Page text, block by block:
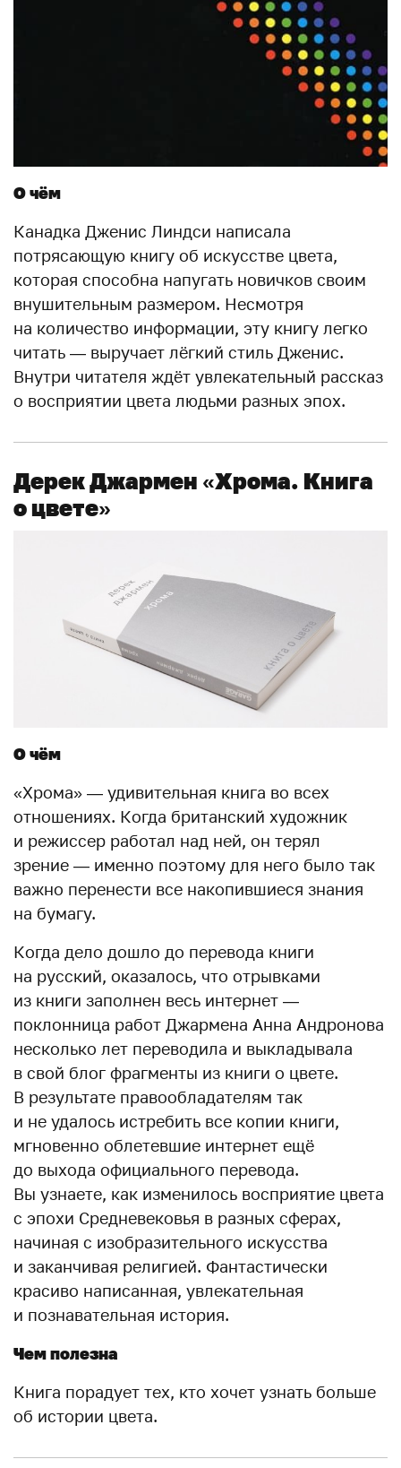
О чём
Канадка Дженис Линдси написала
потрясающую книгу об искусстве цвета,
которая способна напугать новичков своим
внушительным размером. Несмотря
на количество информации, эту книгу легко
читать — выручает лёгкий стиль Дженис.
Внутри читателя ждёт увлекательный рассказ
о восприятии цвета людьми разных эпох.
Дерек Джармен «Хрома. Книга
о цвете»
О чём
«Хрома» — удивительная книга во всех
отношениях. Когда британский художник
и режиссер работал над ней, он терял
зрение — именно поэтому для него было так
важно перенести все накопившиеся знания
на бумагу.
Когда дело дошло до перевода книги
на русский, оказалось, что отрывками
из книги заполнен весь интернет —
поклонница работ Джармена Анна Андронова
несколько лет переводила и выкладывала
в свой блог фрагменты из книги о цвете.
В результате правообладателям так
и не удалось истребить все копии книги,
мгновенно облетевшие интернет ещё
до выхода официального перевода.
Вы узнаете, как изменилось восприятие цвета
с эпохи Средневековья в разных сферах,
начиная с изобразительного искусства
и заканчивая религией. Фантастически
красиво написанная, увлекательная
и познавательная история.
Чем полезна
Книга порадует тех, кто хочет узнать больше
об истории цвета.